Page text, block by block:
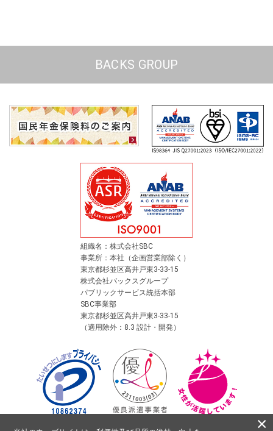
BACKS GROUP
組織名：株式会社SBC
事業所：本社（企画営業部除く）
東京都杉並区高井戸東3-33-15
株式会社バックスグループ
パブリックサービス統括本部
SBC事業部
東京都杉並区高井戸東3-33-15
（適用除外：8.3 設計・開発）
×